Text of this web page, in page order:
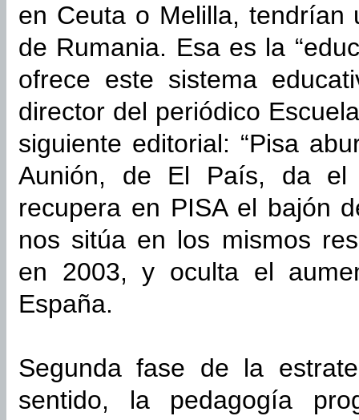
en Ceuta o Melilla, tendrían
de Rumania. Esa es la
ofrece este sistema
director del periódico
siguiente editorial: “Pisa
Aunión, de El País, da el
recupera en PISA el bajón
nos sitúa en los mismos
en 2003, y oculta el
España.
Segunda fase de la
sentido, la pedagogía